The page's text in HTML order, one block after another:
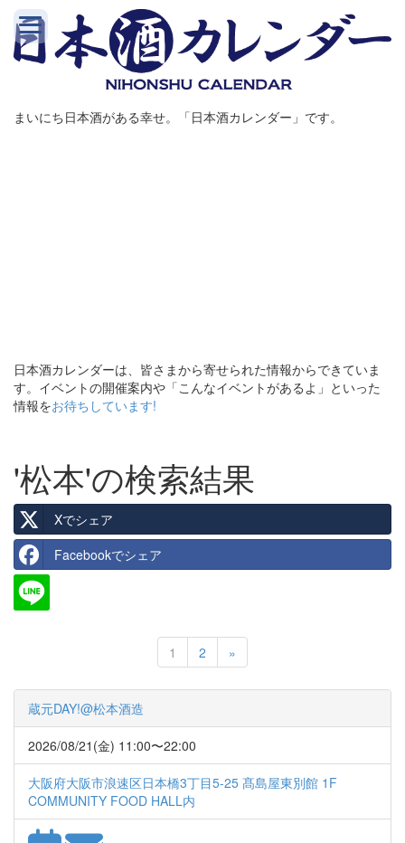
まいにち日本酒がある幸せ。「日本酒カレンダー」です。
日本酒カレンダーは、皆さまから寄せられた情報からできていま
す。イベントの開催案内や「こんなイベントがあるよ」といった
情報をお待ちしています!
'松本'の検索結果
Xでシェア
Facebookでシェア
1 2 »
蔵元DAY!@松本酒造
2026/08/21(金) 11:00〜22:00
大阪府大阪市浪速区日本橋3丁目5-25 髙島屋東別館 1F
COMMUNITY FOOD HALL内